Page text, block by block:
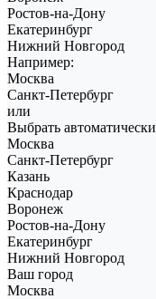
Ростов-на-Дону
Екатеринбург
Нижний Новгород
Например:
Москва
Санкт-Петербург
или
Выбрать автоматически
Москва
Санкт-Петербург
Казань
Краснодар
Воронеж
Ростов-на-Дону
Екатеринбург
Нижний Новгород
Ваш город
Москва